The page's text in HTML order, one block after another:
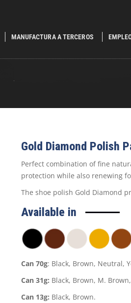
MANUFACTURA A TERCEROS
Gold Diamond Polish
Perfect combination of fine
protection while also renewing
The shoe polish Gold Diamond
Available in
Can 70g: Black, Brown, Neutral,
Can 31g: Black, Brown, M.
Can 13g: Black, Brown.